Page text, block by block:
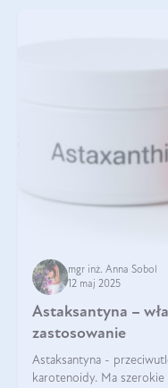
mgr inż. Anna Sobol
12 maj 2025
Astaksantyna –
zastosowanie
Astaksantyna -
karotenoidy. Ma